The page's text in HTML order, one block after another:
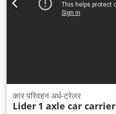
कार परिवहन अर्ध-ट्रेलर
Lider 1 axle car carrier